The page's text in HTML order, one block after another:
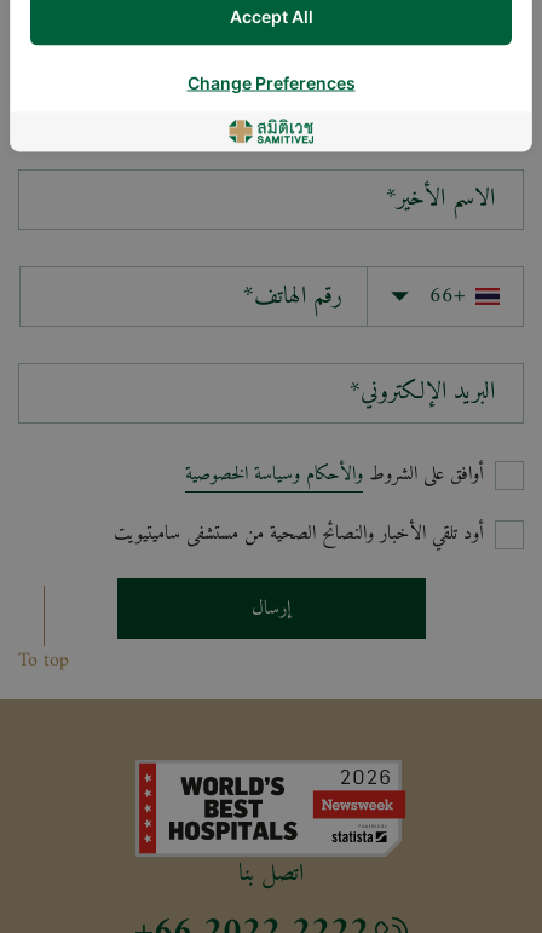
الاسم الأخير*
البريد الإلكتروني*
أوافق على الشروط والأحكام وسياسة الخصوصية
أود تلقي الأخبار والنصائح الصحية من مستشفى ساميتيويت
إرسال
To top
اتصل بنا
Accept All
Change Preferences